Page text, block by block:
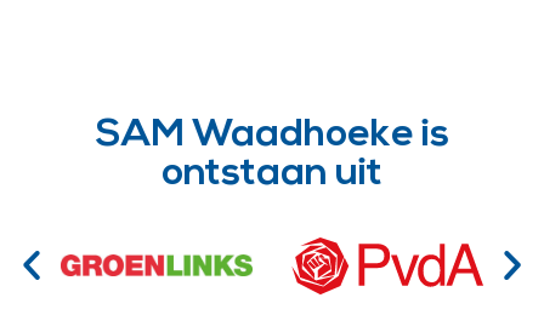
SAM Waadhoeke is
ontstaan uit